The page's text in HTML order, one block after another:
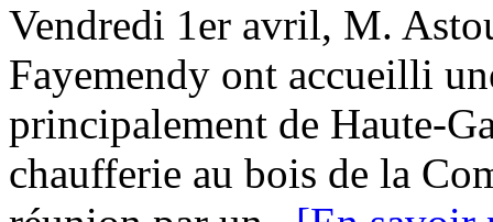
Vendredi 1er avril, M.
Fayemendy ont accueilli
principalement de Haute-
chaufferie au bois de la